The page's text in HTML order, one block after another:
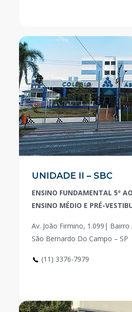
UNIDADE II – SBC
ENSINO FUNDAMENTAL 5º
ENSINO MÉDIO E PRÉ-
Av. João Firmino, 1.099| Bairro
São Bernardo Do Campo – SP
(11) 3376-7979